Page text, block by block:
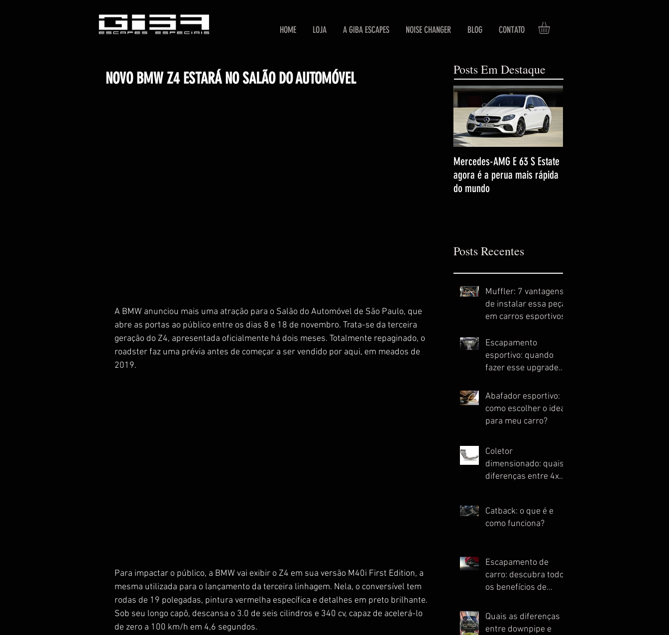
HOME LOJA A GIBA ESCAPES NOISE CHANGER BLOG CONTATO
NOVO BMW Z4 ESTARÁ NO SALÃO DO AUTOMÓVEL
A BMW anunciou mais uma atração para o Salão do Automóvel de São Paulo, que
abre as portas ao público entre os dias 8 e 18 de novembro. Trata-se da terceira
geração do Z4, apresentada oficialmente há dois meses. Totalmente repaginado, o
roadster faz uma prévia antes de começar a ser vendido por aqui, em meados de
2019.
Para impactar o público, a BMW vai exibir o Z4 em sua versão M40i First Edition, a
mesma utilizada para o lançamento da terceira linhagem. Nela, o conversível tem
rodas de 19 polegadas, pintura vermelha específica e detalhes em preto brilhante.
Sob seu longo capô, descansa o 3.0 de seis cilindros e 340 cv, capaz de acelerá-lo
de zero a 100 km/h em 4,6 segundos.
Posts Em Destaque
Mercedes-AMG E 63 S Estate
agora é a perua mais rápida
do mundo
Posts Recentes
Muffler: 7 vantagens
de instalar essa peça
em carros esportivos
Escapamento
esportivo: quando
fazer esse upgrade
Abafador esportivo:
como escolher o ideal
para meu carro?
Coletor
dimensionado: quais
diferenças entre 4x1,
Catback: o que é e
como funciona?
Escapamento de
carro: descubra todos
os benefícios de
Quais as diferenças
entre downpipe e